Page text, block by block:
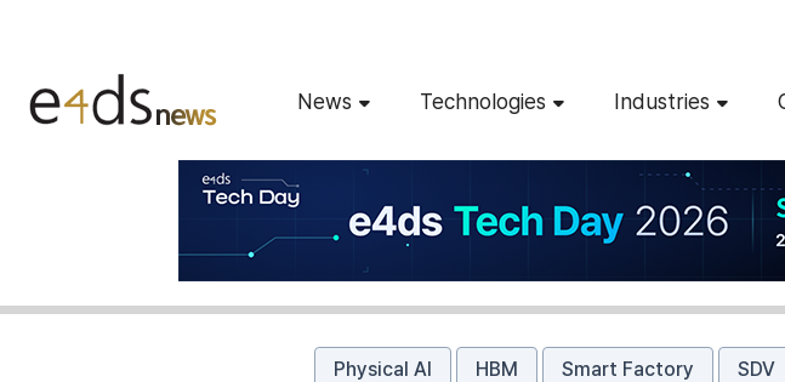
News Technologies Industries
Physical AI HBM Smart Factory SDV